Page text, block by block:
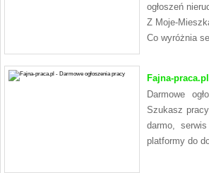
ogłoszeń
Z Moje-
Co wyróżnia
Fajna-
Darmowe
Szukasz
darmo,
platformy do